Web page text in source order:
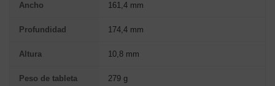
Ancho 161,4 mm
Profundidad 174,4 mm
Altura 10,8 mm
Peso de tableta 279 g